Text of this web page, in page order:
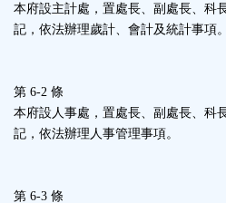
本府設主計處，置處長、副處長、科
記，依法辦理歲計、會計及統計事項。
第 6-2 條
本府設人事處，置處長、副處長、科
記，依法辦理人事管理事項。
第 6-3 條